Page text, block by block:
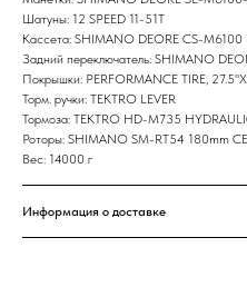
Шатуны: 12 SPEED 11-51T
Кассета: SHIMANO DEORE CS-
Задний переключатель: SHIMANO
Покрышки: PERFORMANCE TIRE,
Торм. ручки: TEKTRO LEVER
Тормоза: TEKTRO HD-M735
Роторы: SHIMANO SM-RT54 180mm
Вес: 14000 г
Информация о доставке